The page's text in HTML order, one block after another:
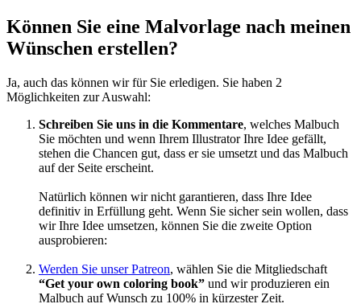
Können Sie eine Malvorlage nach meinen
Wünschen erstellen?
Ja, auch das können wir für Sie erledigen. Sie haben 2
Möglichkeiten zur Auswahl:
Schreiben Sie uns in die Kommentare, welches Malbuch
Sie möchten und wenn Ihrem Illustrator Ihre Idee gefällt,
stehen die Chancen gut, dass er sie umsetzt und das Malbuch
auf der Seite erscheint.
Natürlich können wir nicht garantieren, dass Ihre Idee
definitiv in Erfüllung geht. Wenn Sie sicher sein wollen, dass
wir Ihre Idee umsetzen, können Sie die zweite Option
ausprobieren:
Werden Sie unser Patreon, wählen Sie die Mitgliedschaft
“Get your own coloring book” und wir produzieren ein
Malbuch auf Wunsch zu 100% in kürzester Zeit.